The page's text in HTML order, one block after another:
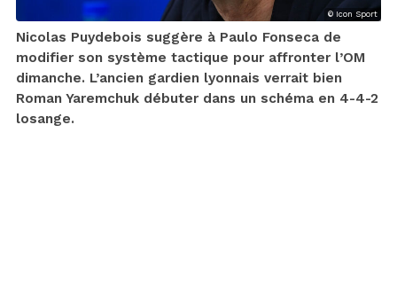
© Icon Sport
Nicolas Puydebois suggère à Paulo Fonseca de
modifier son système tactique pour affronter l’OM
dimanche. L’ancien gardien lyonnais verrait bien
Roman Yaremchuk débuter dans un schéma en 4-4-2
losange.